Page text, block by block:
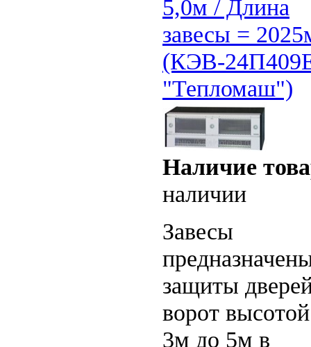
5,0м / Длина
завесы =
(КЭВ-
"Тепломаш")
Наличие
наличии
Завесы
защиты
ворот
3м до 5м в